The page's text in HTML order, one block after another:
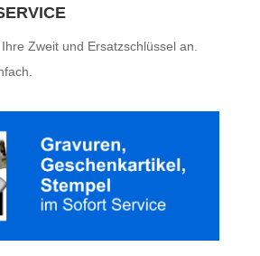
Zweit und Ersatzschlüssel an.